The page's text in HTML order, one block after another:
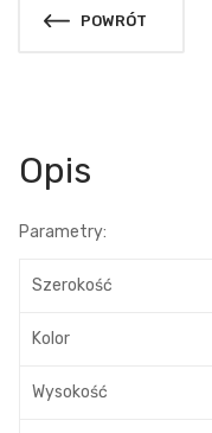
POWRÓT
Opis
Parametry:
Szerokość
Kolor
Wysokość